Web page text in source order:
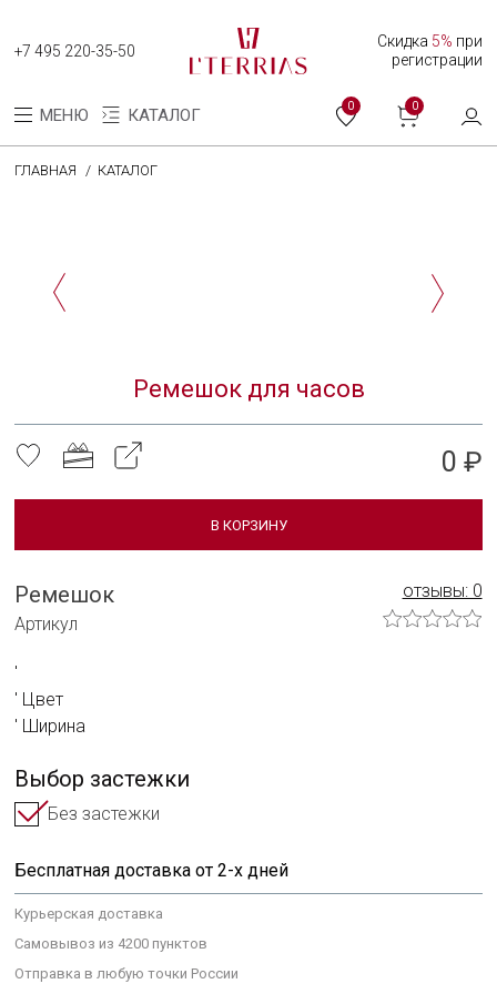
+7 495 220-35-50
Скидка 5% при
регистрации
МЕНЮ КАТАЛОГ 0 0
Коллекция мужских часов
Программа лояльности
Оплата долями
Система смены ремешка
Сервисное обслуживание
Гарантийные обязательства
ГЛАВНАЯ КАТАЛОГ
Ремешок для часов
0 ₽
В КОРЗИНУ
Ремешок
Артикул
отзывы: 0
Цвет
Ширина
Выбор застежки
Без застежки
Бесплатная доставка от 2-х дней
Курьерская доставка
Самовывоз из 4200 пунктов
Отправка в любую точки России